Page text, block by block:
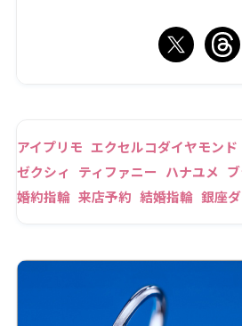
アイプリモ エクセルコダイヤモンド
ゼクシィ
ティファニー ハナユメ
婚約指輪 来店予約 結婚指輪 銀座